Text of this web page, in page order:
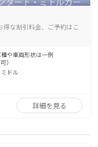
な割引料金、ご予約はこ
や車両形状は一例
）
ドル
詳細を見る